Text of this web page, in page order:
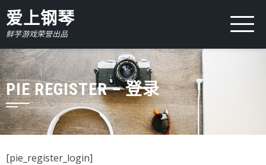
爱上钢琴
鲜芋游戏荣誉出品
PIE REGISTER – 登录
[pie_register_login]